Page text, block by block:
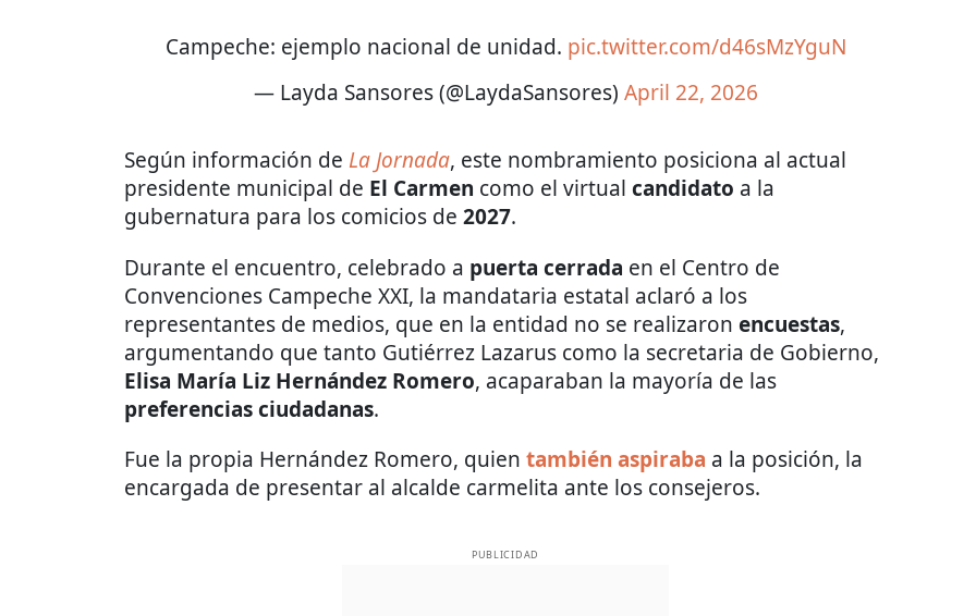
Campeche: ejemplo nacional de unidad. pic.twitter.com/d46sMzYguN
— Layda Sansores (@LaydaSansores) April 22, 2026
Según información de La Jornada, este nombramiento posiciona al actual
presidente municipal de El Carmen como el virtual candidato a la
gubernatura para los comicios de 2027.
Durante el encuentro, celebrado a puerta cerrada en el Centro de
Convenciones Campeche XXI, la mandataria estatal aclaró a los
representantes de medios, que en la entidad no se realizaron encuestas,
argumentando que tanto Gutiérrez Lazarus como la secretaria de Gobierno,
Elisa María Liz Hernández Romero, acaparaban la mayoría de las
preferencias ciudadanas.
Fue la propia Hernández Romero, quien también aspiraba a la posición, la
encargada de presentar al alcalde carmelita ante los consejeros.
PUBLICIDAD